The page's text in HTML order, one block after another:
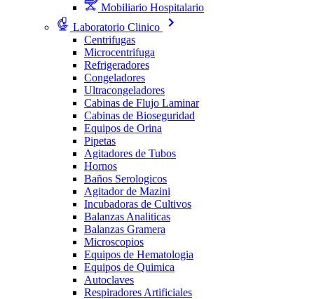
Mobiliario Hospitalario
Laboratorio Clinico
Centrifugas
Microcentrifuga
Refrigeradores
Congeladores
Ultracongeladores
Cabinas de Flujo Laminar
Cabinas de Bioseguridad
Equipos de Orina
Pipetas
Agitadores de Tubos
Hornos
Baños Serologicos
Agitador de Mazini
Incubadoras de Cultivos
Balanzas Analiticas
Balanzas Gramera
Microscopios
Equipos de Hematologia
Equipos de Quimica
Autoclaves
Respiradores Artificiales